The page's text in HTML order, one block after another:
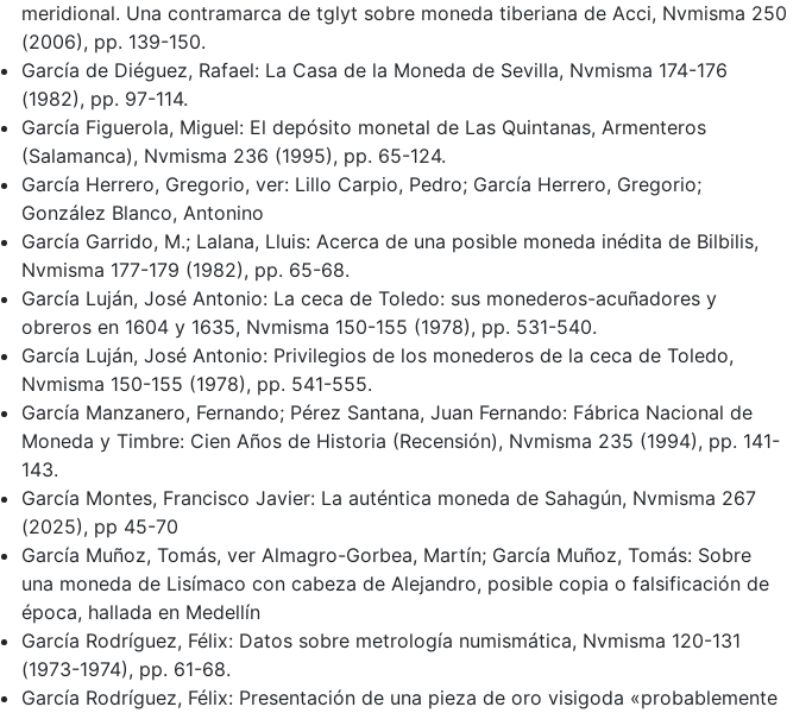
meridional. Una contramarca de tglyt sobre moneda tiberiana de Acci, Nvmisma 250
(2006), pp. 139-150.
García de Diéguez, Rafael: La Casa de la Moneda de Sevilla, Nvmisma 174-176
(1982), pp. 97-114.
García Figuerola, Miguel: El depósito monetal de Las Quintanas, Armenteros
(Salamanca), Nvmisma 236 (1995), pp. 65-124.
García Herrero, Gregorio, ver: Lillo Carpio, Pedro; García Herrero, Gregorio;
González Blanco, Antonino
García Garrido, M.; Lalana, Lluis: Acerca de una posible moneda inédita de Bilbilis,
Nvmisma 177-179 (1982), pp. 65-68.
García Luján, José Antonio: La ceca de Toledo: sus monederos-acuñadores y
obreros en 1604 y 1635, Nvmisma 150-155 (1978), pp. 531-540.
García Luján, José Antonio: Privilegios de los monederos de la ceca de Toledo,
Nvmisma 150-155 (1978), pp. 541-555.
García Manzanero, Fernando; Pérez Santana, Juan Fernando: Fábrica Nacional de
Moneda y Timbre: Cien Años de Historia (Recensión), Nvmisma 235 (1994), pp. 141-
143.
García Montes, Francisco Javier: La auténtica moneda de Sahagún, Nvmisma 267
(2025), pp 45-70
García Muñoz, Tomás, ver Almagro-Gorbea, Martín; García Muñoz, Tomás: Sobre
una moneda de Lisímaco con cabeza de Alejandro, posible copia o falsificación de
época, hallada en Medellín
García Rodríguez, Félix: Datos sobre metrología numismática, Nvmisma 120-131
(1973-1974), pp. 61-68.
García Rodríguez, Félix: Presentación de una pieza de oro visigoda «probablemente